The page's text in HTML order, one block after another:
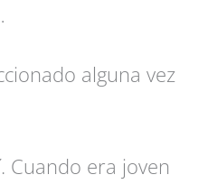
alguna vez
Cuando era joven